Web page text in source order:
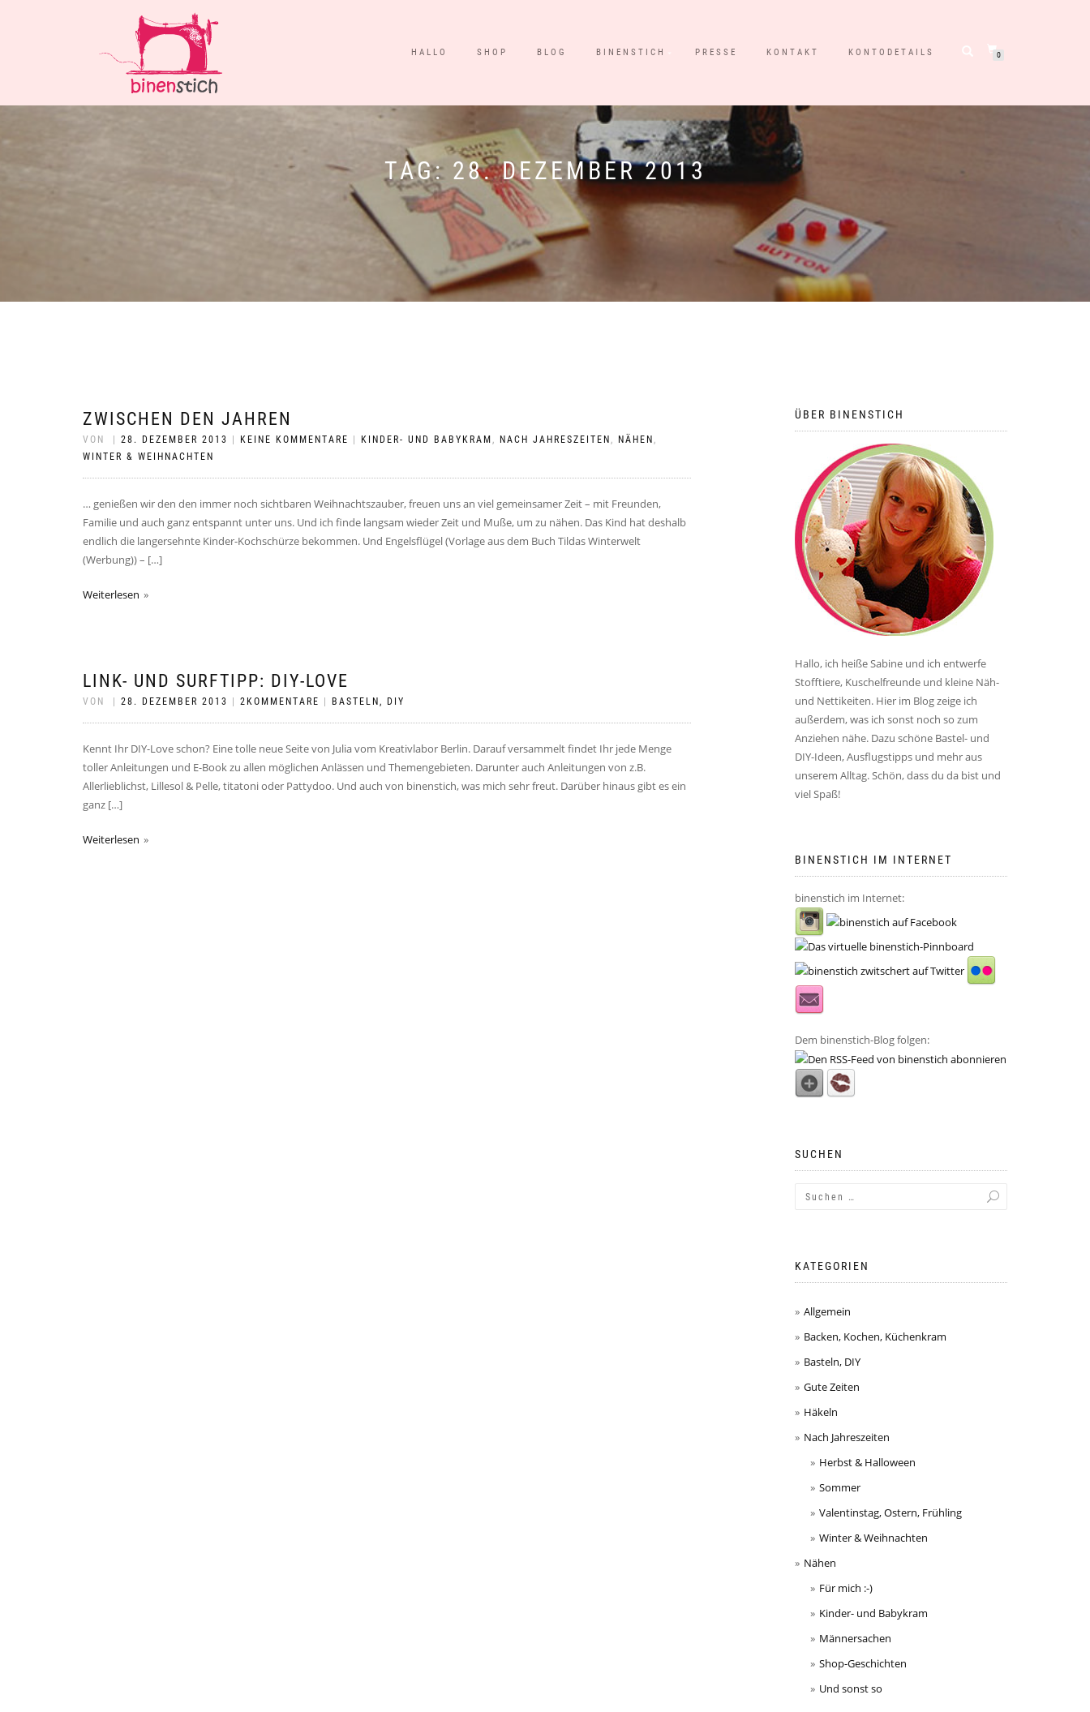
HALLO SHOP BLOG BINENSTICH PRESSE KONTAKT KONTODETAILS 0
TAG: 28. DEZEMBER 2013
ZWISCHEN DEN JAHREN
VON 28. DEZEMBER 2013 KEINE KOMMENTARE KINDER- UND BABYKRAM , NACH JAHRESZEITEN , NÄHEN ,
WINTER & WEIHNACHTEN
… genießen wir den den immer noch sichtbaren Weihnachtszauber, freuen uns an viel gemeinsamer Zeit – mit Freunden,
Familie und auch ganz entspannt unter uns. Und ich finde langsam wieder Zeit und Muße, um zu nähen. Das Kind hat deshalb
endlich die langersehnte Kinder-Kochschürze bekommen. Und Engelsflügel (Vorlage aus dem Buch Tildas Winterwelt
(Werbung)) – […]
Weiterlesen
LINK- UND SURFTIPP: DIY-LOVE
VON 28. DEZEMBER 2013 2KOMMENTARE BASTELN, DIY
Kennt Ihr DIY-Love schon? Eine tolle neue Seite von Julia vom Kreativlabor Berlin. Darauf versammelt findet Ihr jede Menge
toller Anleitungen und E-Book zu allen möglichen Anlässen und Themengebieten. Darunter auch Anleitungen von z.B.
Allerlieblichst, Lillesol & Pelle, titatoni oder Pattydoo. Und auch von binenstich, was mich sehr freut. Darüber hinaus gibt es ein
ganz […]
Weiterlesen
ÜBER BINENSTICH
Hallo, ich heiße Sabine und ich entwerfe
Stofftiere, Kuschelfreunde und kleine Näh-
und Nettikeiten. Hier im Blog zeige ich
außerdem, was ich sonst noch so zum
Anziehen nähe. Dazu schöne Bastel- und
DIY-Ideen, Ausflugstipps und mehr aus
unserem Alltag. Schön, dass du da bist und
viel Spaß!
BINENSTICH IM INTERNET
binenstich im Internet:
Dem binenstich-Blog folgen:
SUCHEN
KATEGORIEN
Allgemein
Backen, Kochen, Küchenkram
Basteln, DIY
Gute Zeiten
Häkeln
Nach Jahreszeiten
Herbst & Halloween
Sommer
Valentinstag, Ostern, Frühling
Winter & Weihnachten
Nähen
Für mich :-)
Kinder- und Babykram
Männersachen
Shop-Geschichten
Und sonst so